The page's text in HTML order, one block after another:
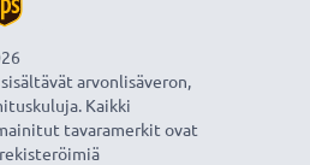
arvonlisäveron,
Kaikki
tavaramerkit ovat